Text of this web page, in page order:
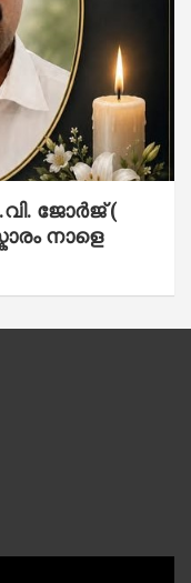
ജോ​ർ​ജ് (
നാളെ